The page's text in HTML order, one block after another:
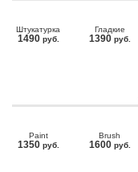
Штукатурка
1490 руб.
Гладкие
1390 руб.
Paint
1350 руб.
Brush
1600 руб.